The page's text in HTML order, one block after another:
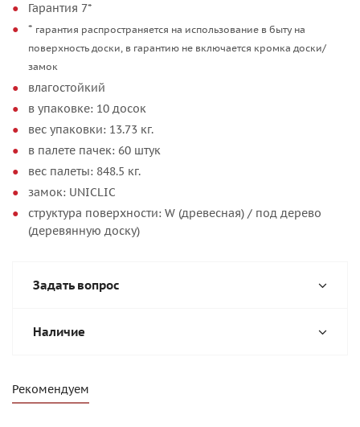
Гарантия 7*
* гарантия распространяется на использование в быту на
поверхность доски, в гарантию не включается кромка доски/
замок
влагостойкий
в упаковке: 10 досок
вес упаковки: 13.73 кг.
в палете пачек: 60 штук
вес палеты: 848.5 кг.
замок: UNICLIC
структура поверхности: W (древесная) / под дерево
(деревянную доску)
Задать вопрос
Наличие
Рекомендуем